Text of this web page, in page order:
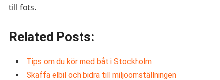
till fots.
Related Posts:
Tips om du kör med båt i Stockholm
Skaffa elbil och bidra till miljöomställningen